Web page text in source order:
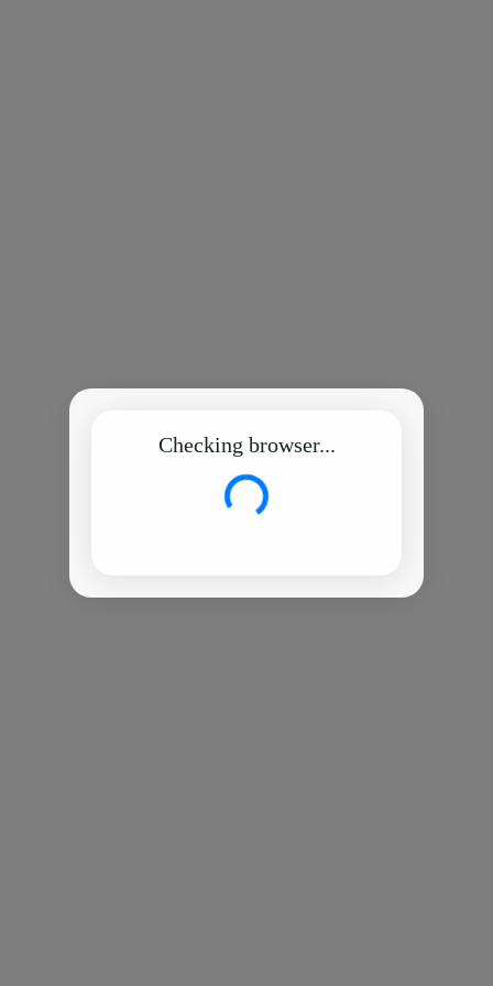
Checking browser...